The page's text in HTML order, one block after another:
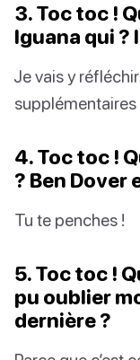
3. Toc toc !
Iguana qui ?
Je vais y
4. Toc toc !
? Ben Dover
Tu te penches !
5. Toc toc !
pu oublier
dernière ?